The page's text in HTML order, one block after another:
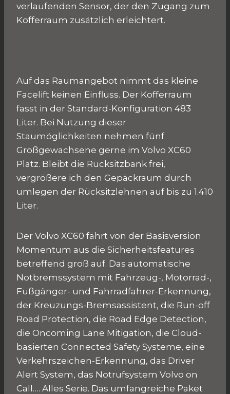
verlaufenden Sensor, der den Zugang zum
Kofferraum zusätzlich erleichtert.
Auf das Raumangebot nimmt das kleine
Facelift keinen Einfluss. Der Kofferraum
fasst in der Standard-Konfiguration 483
Liter. Bei Nutzung dieser
Staumöglichkeiten nehmen fünf
Großgewachsene gerne im Volvo XC60
Platz. Bleibt die Rücksitzbank frei,
vergrößere ich den Gepäckraum durch
umlegen der Rücksitzlehnen auf bis zu 1.410
Liter.
Der Volvo XC60 fährt von der Basisversion
Momentum aus die Sicherheitsfeatures
betreffend groß auf. Das automatische
Notbremssystem mit Fahrzeug-, Motorrad-,
Fußgänger- und Fahrradfahrer-Erkennung,
der Kreuzungs-Bremsassistent, die Run-off
Road Protection, die Road Edge Detection,
die Oncoming Lane Mitigation, die Cloud-
basierten Connected Safety Systeme, eine
Verkehrszeichen-Erkennung, das Driver
Alert System, das Notrufsystem Volvo on
Call…. Alles Serie. Das umfangreiche Paket